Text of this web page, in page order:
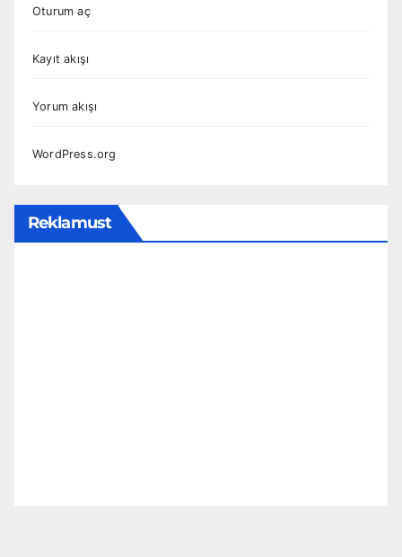
Oturum aç
Kayıt akışı
Yorum akışı
WordPress.org
Reklamust